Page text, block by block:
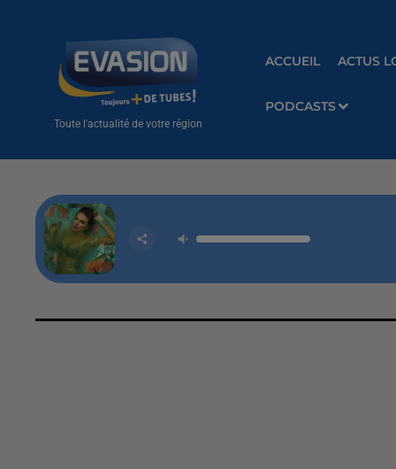
Toute l'actualité de votre région
ACCUEIL ACTUS
PODCASTS